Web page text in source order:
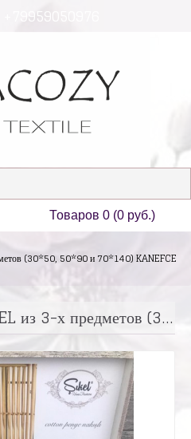
+79959050976
Товаров 0 (0 руб.)
(30*50, 50*90 и 70*140) KANEFCE
Набор полотенец SIKEL из 3-х предметов (30*50, 50*90 и 70*140) KANEFCE A.YESIL светло зеленый